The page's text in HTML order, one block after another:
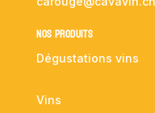
NOS PRODUITS
Dégustations vins
Vins